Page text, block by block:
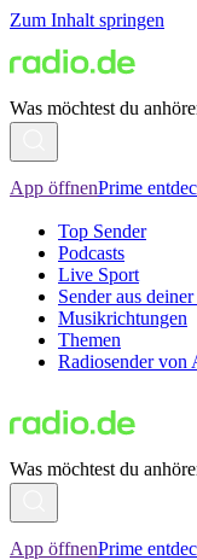
Zum Inhalt springen
Was möchtest du
App öffnenPrime
Top Sender
Podcasts
Live Sport
Sender aus
Musikrichtungen
Themen
Radiosender von
Was möchtest du
App öffnenPrime